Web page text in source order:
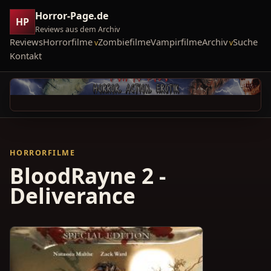
HP Horror-Page.de
Reviews aus dem Archiv
ReviewsHorrorfilme ZombiefilmeVampirfilmeArchiv Suche
Kontakt
HORRORFILME
BloodRayne 2 -
Deliverance